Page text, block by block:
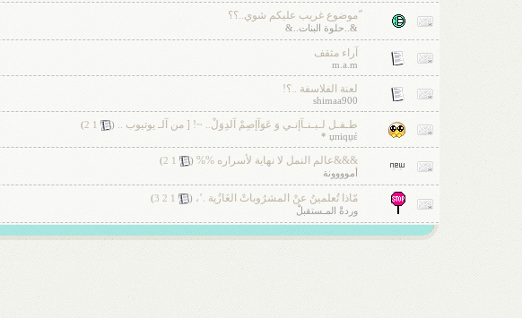
ّموضوع غريب عليكم شوي..؟؟
&..حلوة البنات..&
آراء مثقف
m.a.m
لعنة الفلاسفة ..؟!
shimaa900
طـفـل لـبـنـآإنـي وَ عَوَآإصِمْ آلدِوَلْ.. ~! [ من آلـ يوتيوب .. (
1
2
)
џпiqџέ *
&&&عالم النمل لا نهاية لأسراره %% (
1
2
)
أموووونة
مّاذا تُعلمينُ عنْ المشرُوباتْ الغَازُية .’، (
1
2
3
)
وردةْ المـستقبلْ